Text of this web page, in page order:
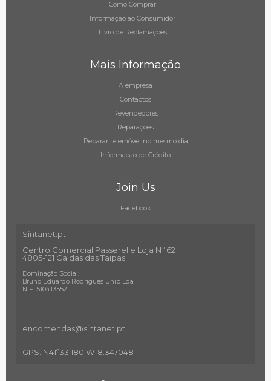
Como Comprar
Informação ao Consumidor
Livro de Reclamações
Mais Informação
A empresa
Contactos
Revendedores
Reparações
Reparar telemóvel no mesmo dia
Informacao de Crédito
Join Us
Facebook
Sintanet.pt
Centro Comercial Passerelle Loja Nº 62
4805-121 Caldas das Taipas
Dominação Social:
Bruno Eduardo Rodrigues Unip Lda
NIF: 510413552
encomendas@sintanet .pt
GPS: N41º33.180 W-8.347048